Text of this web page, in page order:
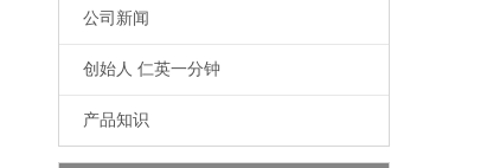
公司新闻
创始人 仁英一分钟
产品知识